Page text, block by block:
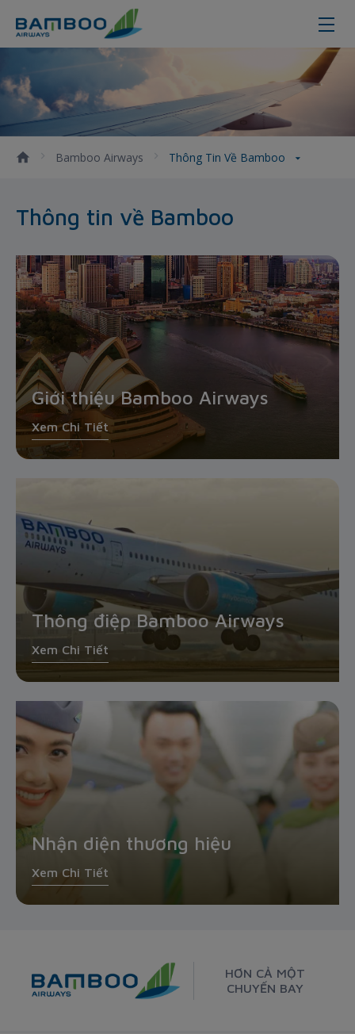
Thông tin Hãng hàng không
Bamboo Airways Thông Tin Về Bamboo
Thông tin về Bamboo
Giới thiệu Bamboo Airways
Xem Chi Tiết
Thông điệp Bamboo Airways
Xem Chi Tiết
Nhận diện thương hiệu
Xem Chi Tiết
HƠN CẢ MỘT
CHUYẾN BAY